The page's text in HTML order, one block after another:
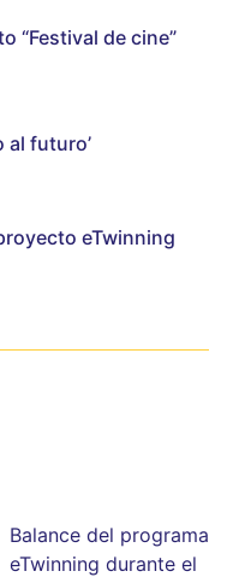
“Festival de cine”
al futuro’
eTwinning
Balance del programa
eTwinning durante el